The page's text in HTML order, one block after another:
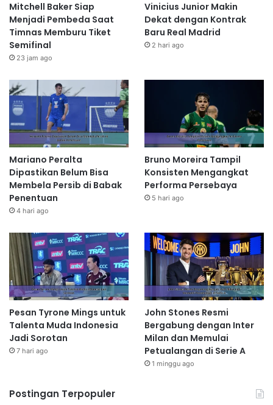
Mitchell Baker Siap
Menjadi Pembeda Saat
Timnas Memburu Tiket
Semifinal
23 jam ago
Vinicius Junior Makin
Dekat dengan Kontrak
Baru Real Madrid
2 hari ago
Mariano Peralta
Dipastikan Belum Bisa
Membela Persib di Babak
Penentuan
4 hari ago
Bruno Moreira Tampil
Konsisten Mengangkat
Performa Persebaya
5 hari ago
Pesan Tyrone Mings untuk
Talenta Muda Indonesia
Jadi Sorotan
7 hari ago
John Stones Resmi
Bergabung dengan Inter
Milan dan Memulai
Petualangan di Serie A
1 minggu ago
Postingan Terpopuler